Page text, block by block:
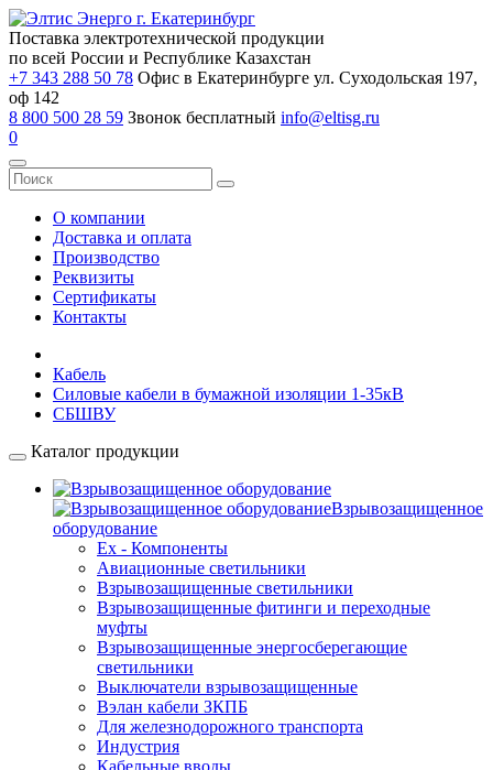
Поставка электротехнической продукции
по всей России и Республике Казахстан
+7 343 288 50 78 Офис в Екатеринбурге ул. Суходольская 197,
оф 142
8 800 500 28 59 Звонок бесплатный info@eltisg.ru
0
О компании
Доставка и оплата
Производство
Реквизиты
Сертификаты
Контакты
Кабель
Силовые кабели в бумажной изоляции 1-35кВ
СБШВУ
Каталог продукции
Взрывозащищенное
оборудование
Ex - Компоненты
Авиационные светильники
Взрывозащищенные светильники
Взрывозащищенные фитинги и переходные
муфты
Взрывозащищенные энергосберегающие
светильники
Выключатели взрывозащищенные
Вэлан кабели ЗКПБ
Для железнодорожного транспорта
Индустрия
Кабельные вводы